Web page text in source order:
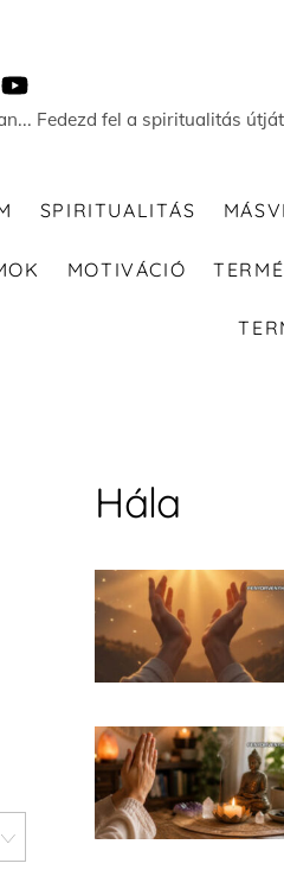
Fedezd fel a spiritualitás
SPIRITUALITÁS
MOTIVÁCIÓ
Hála